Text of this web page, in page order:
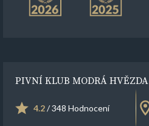
PIVNÍ KLUB MODRÁ HVĚZDA
4.2/ 348 Hodnocení